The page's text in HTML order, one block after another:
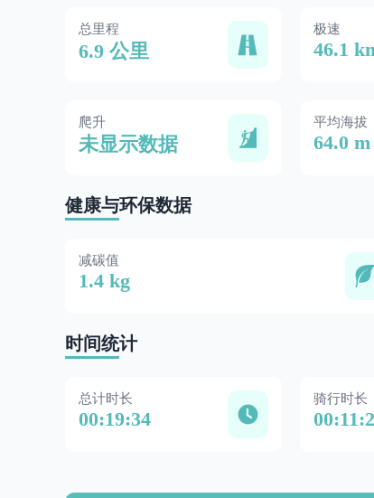
总里程
6.9 公里
极速
46.1
爬升
未显示数据
平均海拔
64.0 m
健康与环保数据
减碳值
1.4 kg
时间统计
总计时长
00:19:34
骑行时长